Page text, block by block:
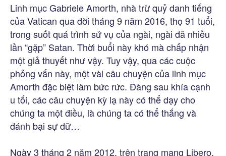
Linh mục Gabriele Amorth, nhà trừ quỷ danh tiếng
của Vatican qua đời tháng 9 năm 2016, thọ 91 tuổi,
trong suốt quá trình sứ vụ của ngài, ngài đã nhiều
lần “gặp” Satan. Thời buổi này khó mà chấp nhận
một giả thuyết như vậy. Tuy vậy, qua các cuộc
phỏng vấn này, một vài câu chuyện của linh mục
Amorth đặc biệt làm bức rức. Đàng sau khía cạnh
u tối, các câu chuyện kỳ lạ này có thể dạy cho
chúng ta một điều, là chúng ta có thể thắng và
đánh bại sự dữ…
Ngày 3 tháng 2 năm 2012, trên trang mạng Libero,